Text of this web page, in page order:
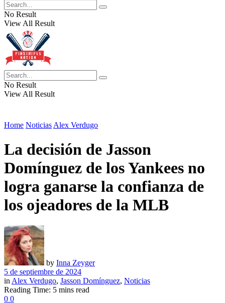
No Result
View All Result
No Result
View All Result
Home Noticias Alex Verdugo
La decisión de Jasson
Domínguez de los Yankees no
logra ganarse la confianza de
los ojeadores de la MLB
by Inna Zeyger
5 de septiembre de 2024
in Alex Verdugo, Jasson Domínguez, Noticias
Reading Time: 5 mins read
0 0